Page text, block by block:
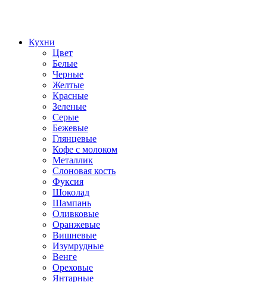
Кухни
Цвет
Белые
Черные
Желтые
Красные
Зеленые
Серые
Бежевые
Глянцевые
Кофе с молоком
Металлик
Слоновая кость
Фуксия
Шоколад
Шампань
Оливковые
Оранжевые
Вишневые
Изумрудные
Венге
Ореховые
Янтарные